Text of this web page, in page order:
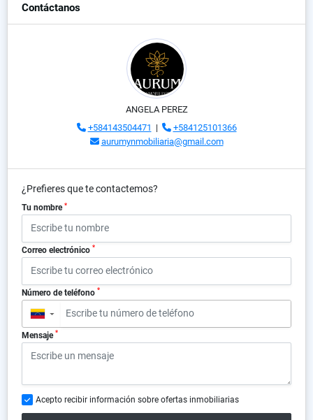
Contáctanos
ANGELA PEREZ
+584143504471 |
+584125101366
aurumynmobiliaria@gmail.com
¿Prefieres que te contactemos?
Tu nombre *
Correo electrónico *
Número de teléfono *
▼
Mensaje *
Acepto recibir información sobre ofertas inmobiliarias